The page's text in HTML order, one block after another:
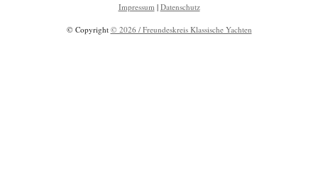
Impressum | Datenschutz
© Copyright © 2026 / Freundeskreis Klassische Yachten